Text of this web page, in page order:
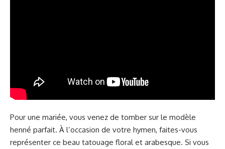
Pour une mariée, vous venez de tomber sur le modèle
henné parfait. À l’occasion de votre hymen, faites-vous
représenter ce beau tatouage floral et arabesque. Si vous